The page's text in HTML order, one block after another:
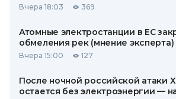
Вчера 18:03 369
Атомные электростанции в ЕС
обмеления рек (мнение эксперта)
Вчера 15:00 127
После ночной российской атаки
остается без электроэнергии —